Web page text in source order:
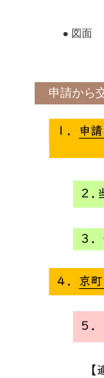
● 図面
申請から